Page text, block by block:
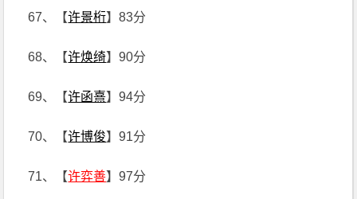
67、【许景桁】83分
68、【许焕绮】90分
69、【许函熹】94分
70、【许博俊】91分
71、【许弈善】97分